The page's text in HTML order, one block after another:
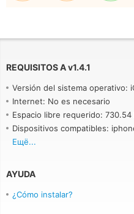
REQUISITOS Av1.4.1
Versión del sistema operativo:
Internet: No es necesario
Espacio libre requerido: 730.54
Dispositivos compatibles:
se recomienda ejecutar en
Ещё...
AYUDA
¿Cómo instalar?